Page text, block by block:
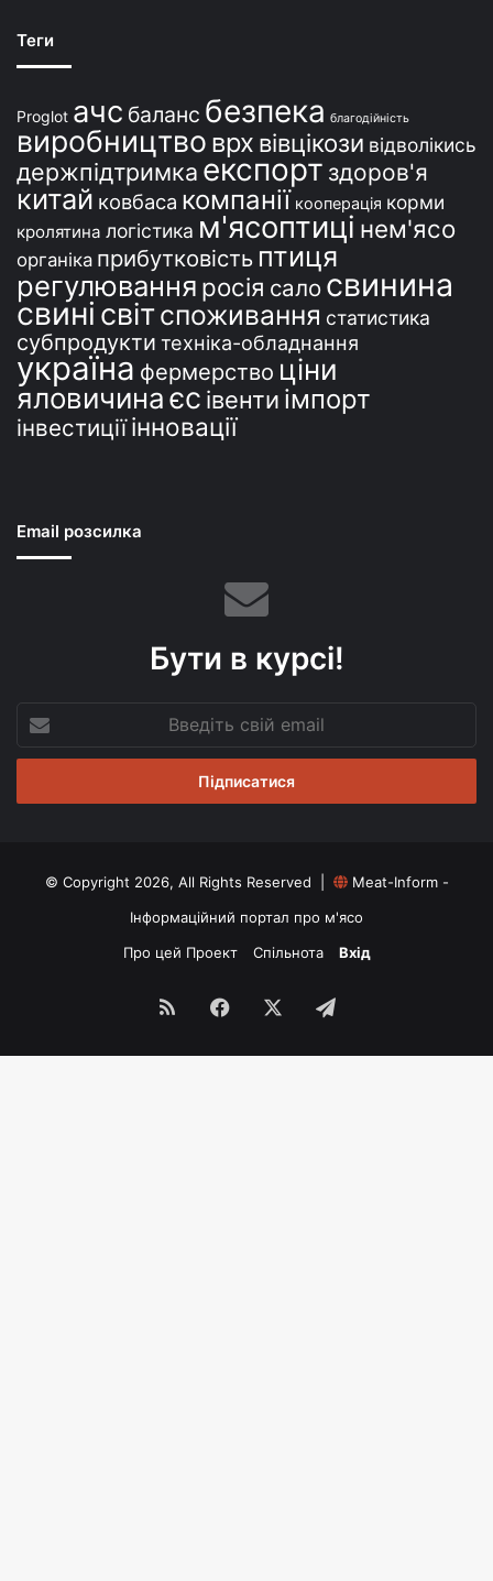
ї
Теги
Proglot ачс баланс безпека благодійність
виробництво врх вівцікози відволікись
держпідтримка експорт здоров'я
китай ковбаса компанії кооперація корми
кролятина логістика м'ясоптиці нем'ясо
органіка прибутковість птиця
регулювання росія сало свинина
свині світспоживання статистика
субпродукти техніка-обладнання
україна фермерство ціни
яловичинаєс івенти імпорт
інвестиції інновації
Email розсилка
Бути в курсі!
свій
email
© Copyright 2026, All Rights Reserved |
Meat-Inform -
Інформаційний портал про м'ясо
Про цей Проект
Спільнота Вхід
RSS Facebook